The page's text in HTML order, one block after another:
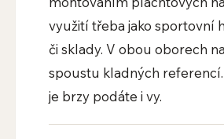
využití třeba jako sportovní
či sklady. V obou oborech
spoustu kladných
je brzy podáte i vy.